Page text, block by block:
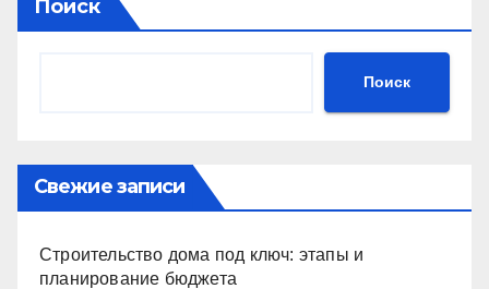
Поиск
Поиск
Свежие записи
Строительство дома под ключ: этапы и
планирование бюджета